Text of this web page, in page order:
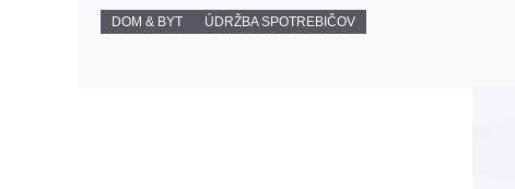
DOM & BYT ÚDRŽBA SPOTREBIČOV